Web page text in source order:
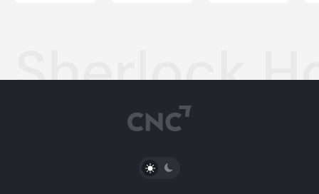
Sherlock
PŘEPNOUT SVĚTLÝ/TMAVÝ REŽIM